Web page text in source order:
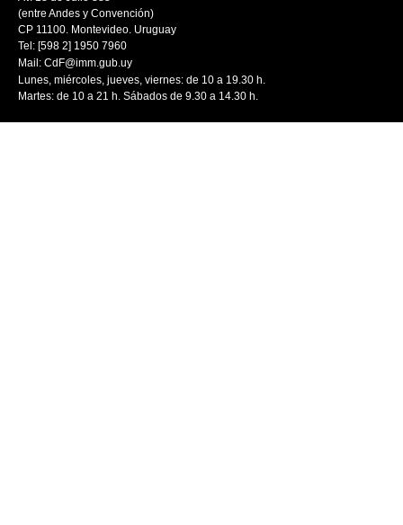
(entre Andes y Convención)
CP 11100. Montevideo. Uruguay
Tel: [598 2] 1950 7960
Mail: CdF@imm.gub.uy
Lunes, miércoles, jueves, viernes: de 10 a 19.30 h.
Martes: de 10 a 21 h. Sábados de 9.30 a 14.30 h.